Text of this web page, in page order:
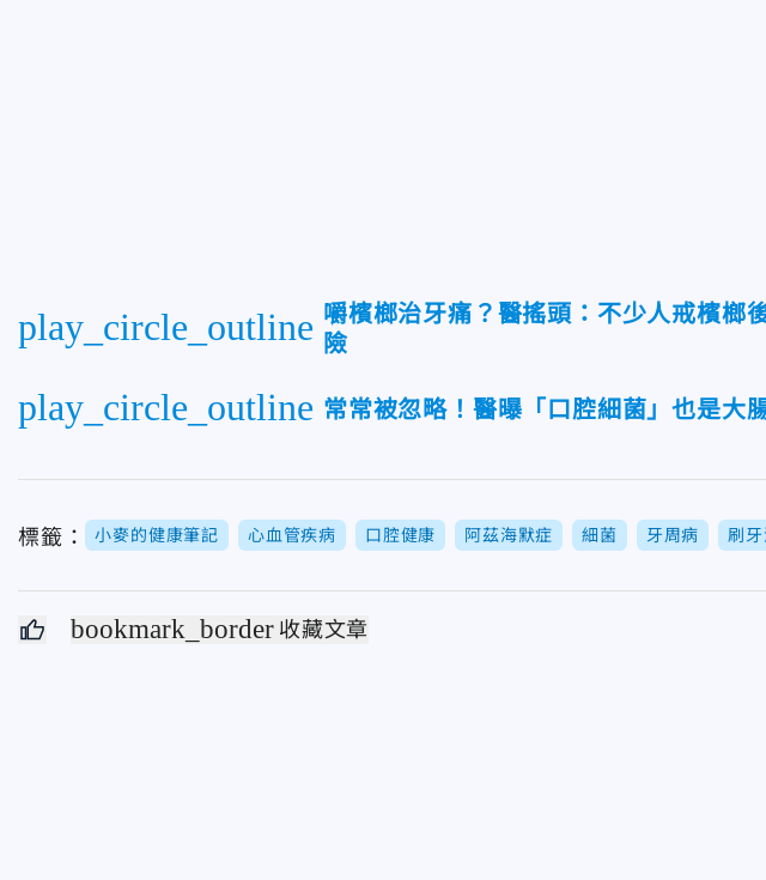
play_circle_outline 嚼檳榔治牙痛？醫搖頭：不少人戒檳
險
play_circle_outline 常常被忽略！醫曝「口腔細菌」也是大
標籤： 小麥的健康筆記 心血管疾病 口腔健康 阿茲海默症 細菌 牙周病 刷
bookmark_border 收藏文章